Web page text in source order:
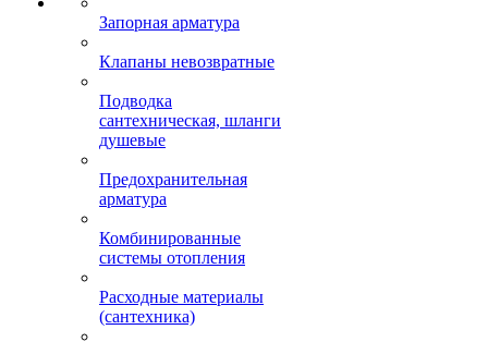
Запорная арматура
Клапаны невозвратные
Подводка
сантехническая, шланги
душевые
Предохранительная
арматура
Комбинированные
системы отопления
Расходные материалы
(сантехника)